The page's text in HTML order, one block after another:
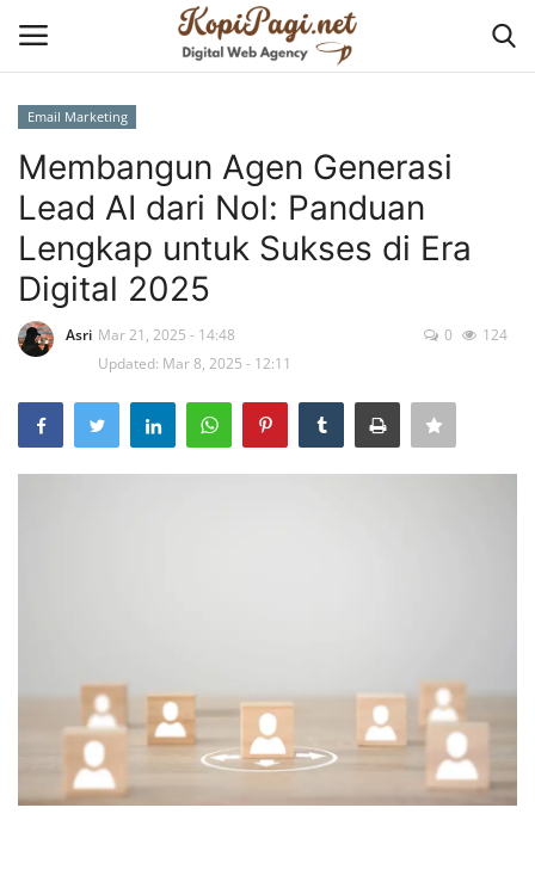
Home
Tentang KopiPagi.net
Contact
Business Solution
Email Marketing
Membangun Agen Generasi
Lead AI dari Nol: Panduan
Lengkap untuk Sukses di Era
Digital 2025
Asri Mar 21, 2025 - 14:48
Updated: Mar 8, 2025 - 12:11
0 124